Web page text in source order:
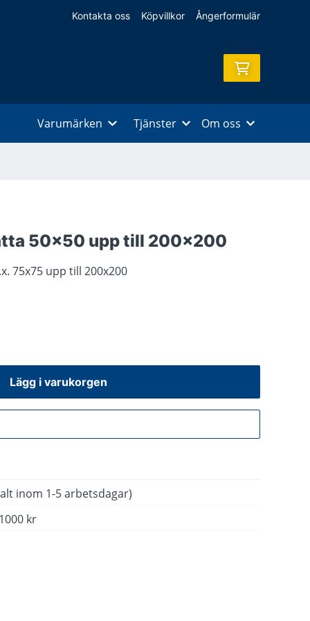
Kontakta oss Köpvillkor Ångerformulär
Varumärken Tjänster Om oss
50x50 upp till 200x200
75x75 upp till 200x200
Lägg i varukorgen
inom 1-5 arbetsdagar)
kr